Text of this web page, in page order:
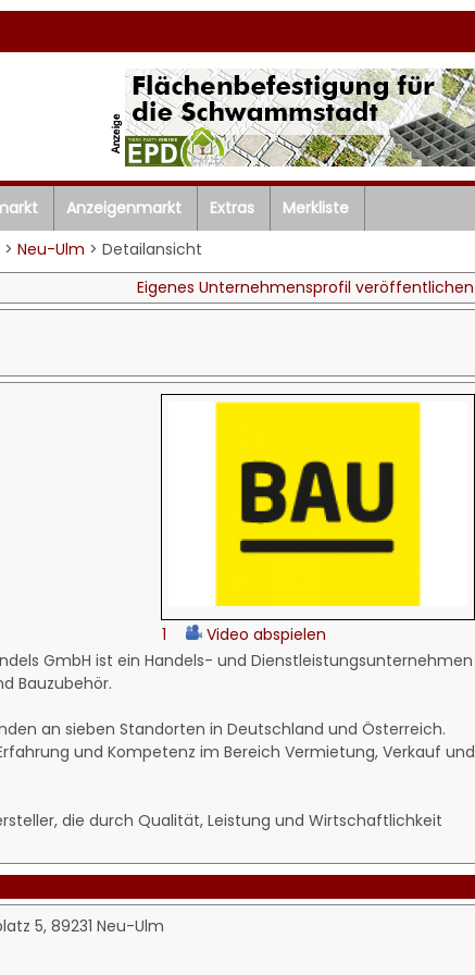
Anzeigenmarkt Extras
Merkliste
> Neu-Ulm > Detailansicht
Eigenes Unternehmensprofil veröffentlichen
1 Video abspielen
GmbH ist ein Handels- und Dienstleistungsunternehmen
Bauzubehör.
an sieben Standorten in Deutschland und Österreich.
und Kompetenz im Bereich Vermietung, Verkauf und
die durch Qualität, Leistung und Wirtschaftlichkeit
5, 89231 Neu-Ulm